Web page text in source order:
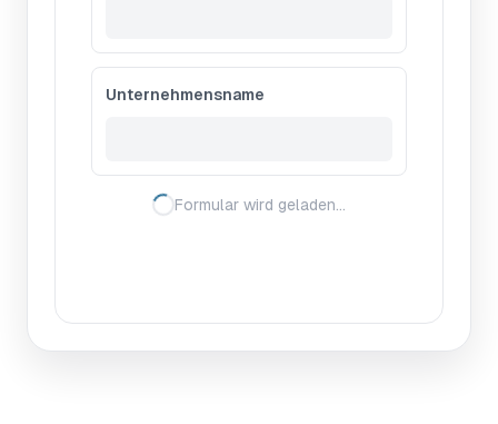
Unternehmensname
Formular wird geladen…